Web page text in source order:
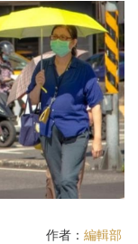
作者： 編輯部